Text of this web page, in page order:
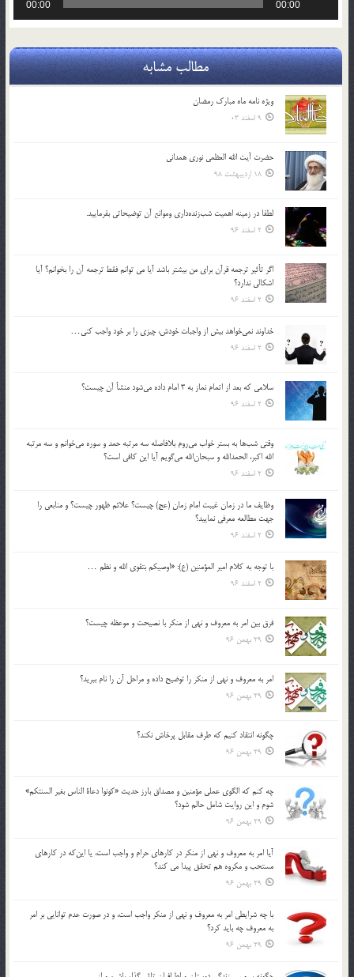
00:00
00:00
مطالب مشابه
ویژه نامه ماه مبارک رمضان
9 اسفند 03
حضرت آیت الله العظمی نوری همدانی
18 اردیبهشت 98
لطفا در زمينه اهميت شب‌زنده‌داري وموانع آن توضيحاتي بفرماييد.
2 اسفند 96
اگر تأثير ترجمه قرآن براي من بيشتر باشد آيا مي توانم فقط ترجمه آن را بخوانم؟ آيا
اشكالي ندارد؟
2 اسفند 96
خداوند نمي‌خواهد بيش از واجبات خودش، چيزي را بر خود واجب كني…
2 اسفند 96
سلامي كه بعد از اتمام نماز به 3 امام داده مي‌شود منشأ آن چيست؟
2 اسفند 96
وقتي شب‌ها به بستر خواب مي‌روم بلافاصله سه مرتبه حمد و سوره مي‌خوانم و سه مرتبه
الله اكبر، الحمدالله و سبحان‌الله مي‌گويم آيا اين كافي است؟
2 اسفند 96
وظايف ما در زمان غيبت امام زمان (عج) چيست؟ علائم ظهور چيست؟ و منابعي را
جهت مطالعه معرفي نماييد؟
2 اسفند 96
با توجه به كلام امير المؤمنين (ع): «اوصيكم بتقوي الله و نظم …
2 اسفند 96
فرق بين امر به معروف و نهي از منكر با نصيحت و موعظه چيست؟
29 بهمن 96
امر به معروف و نهي از منكر را توضيح داده و مراحل آن را نام ببريد؟
29 بهمن 96
چگونه انتقاد كنيم كه طرف مقابل پرخاش نكند؟
29 بهمن 96
چه كنم كه الگوي عملي مؤمنين و مصداق بارز حديث «كونوا دعاة الناس بغير السنتكم»
شوم و اين روايت شامل حالم شود؟
29 بهمن 96
آيا امر به معروف و نهي از منكر در كارهاي حرام و واجب است، يا اين‌كه در كارهاي
مستحب و مكروه هم تحقق پيدا مي كند؟
29 بهمن 96
با چه شرايطي امر به معروف و نهي از منکر واجب است، و در صورت عدم توانايي بر امر
به معروف چه بايد کرد؟
29 بهمن 96